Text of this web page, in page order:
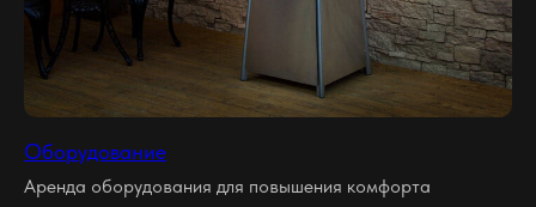
Оборудование
Аренда оборудования для повышения комфорта